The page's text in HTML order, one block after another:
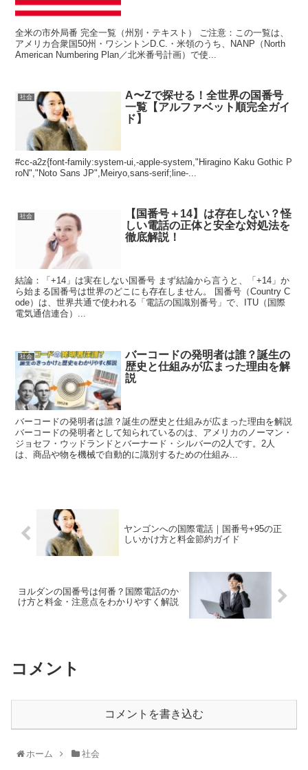
全米の市外局番 完全一覧（州別・テキスト） ご注意：この一覧は、
アメリカ合衆国50州・ワシントンD.C.・米領のうち、NANP（North
American Numbering Plan／北米番号計画）で使...
社会
A〜Zで探せる！全世界の国番号
一覧【アルファベット順完全ガイ
ド】
#cc-a2z{font-family:system-ui,-apple-system,"Hiragino Kaku Gothic P
roN","Noto Sans JP",Meiryo,sans-serif;line-...
社会
【国番号＋14】は存在しない？怪
しい電話の正体と安全な対処法を
徹底解説！
結論：「+14」は実在しない国番号 まず結論から言うと、「+14」か
ら始まる国番号は世界のどこにも存在しません。 国番号（Country C
ode）は、世界共通で使われる「電話の国識別番号」で、ITU（国際
電気通信連合）...
社会
バーコードの発明者は誰？誕生の
歴史と仕組みが広まった理由を解
説
バーコードの発明者は誰？誕生の歴史と仕組みが広まった理由を解説
バーコードの発明者として知られているのは、アメリカのノーマン・
ジョセフ・ウッドランドとバーナード・シルバーの2人です。2人
は、商品や物を機械で自動的に識別するための仕組み...
ヤンゴンへの国際電話｜国番号+95の正
しいかけ方と料金節約ガイド
ヨルダンの国番号は何番？国際電話のか
け方と料金・注意点をわかりやすく解説
コメント
コメントを書き込む
ホーム 社会